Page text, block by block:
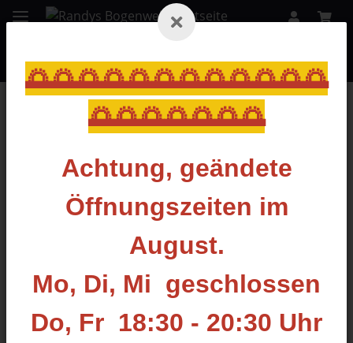
🌅🌅🌅🌅🌅🌅🌅🌅🌅🌅🌅🌅
🌅🌅🌅🌅🌅🌅🌅
Achtung, geändete
Öffnungszeiten im
August.
Mo, Di, Mi geschlossen
Do, Fr 18:30 - 20:30 Uhr
Zurück zur Liste Bogen- & Fingerschlingen